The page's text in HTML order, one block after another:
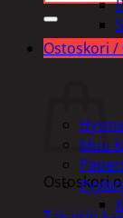
Ostoskori /
Ostoskori
Muu